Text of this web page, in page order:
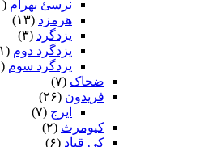
نرسئ بهرام‏ (۱)
هرمزد (۱۳)
یزدگرد (۳)
یزدگرد دوم (۱)
یزدگرد سوم (۱۴)
ضحاک (۷)
فریدون (۲۶)
ایرج (۷)
کیومرث (۲)
کی قباد (۶)